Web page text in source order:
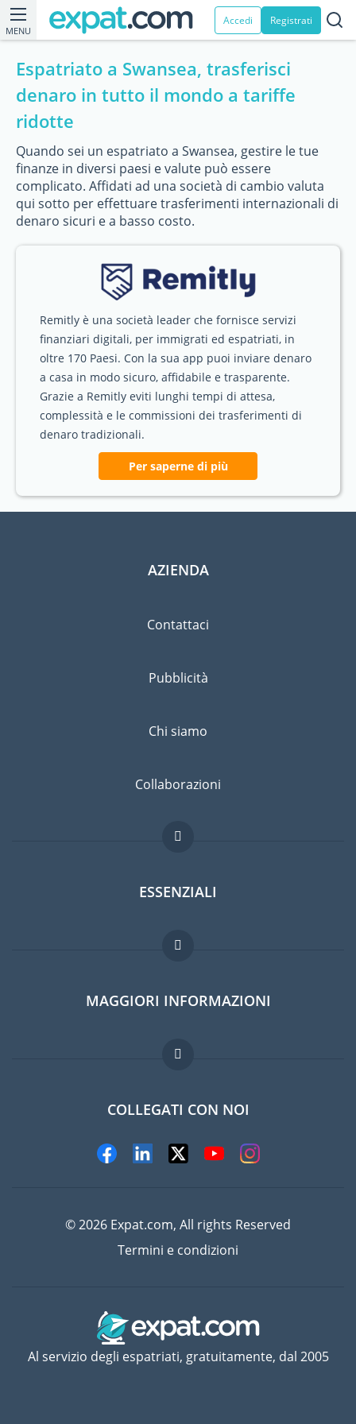
MENU
Accedi Registrati
Espatriato a Swansea, trasferisci
denaro in tutto il mondo a tariffe
ridotte
Quando sei un espatriato a Swansea, gestire le tue
finanze in diversi paesi e valute può essere
complicato. Affidati ad una società di cambio valuta
qui sotto per effettuare trasferimenti internazionali di
denaro sicuri e a basso costo.
Remitly è una società leader che fornisce servizi
finanziari digitali, per immigrati ed espatriati, in
oltre 170 Paesi. Con la sua app puoi inviare denaro
a casa in modo sicuro, affidabile e trasparente.
Grazie a Remitly eviti lunghi tempi di attesa,
complessità e le commissioni dei trasferimenti di
denaro tradizionali.
Per saperne di più
AZIENDA
Contattaci
Pubblicità
Chi siamo
Collaborazioni
ESSENZIALI
Forum per expat
Guida per expat
Lavori all'estero
MAGGIORI INFORMAZIONI
Domande frequenti
COLLEGATI CON NOI
© 2026 Expat.com, All rights Reserved
Termini e condizioni
Al servizio degli espatriati, gratuitamente, dal 2005